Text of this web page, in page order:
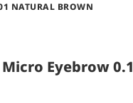
NATURAL BROWN
Eyebrow